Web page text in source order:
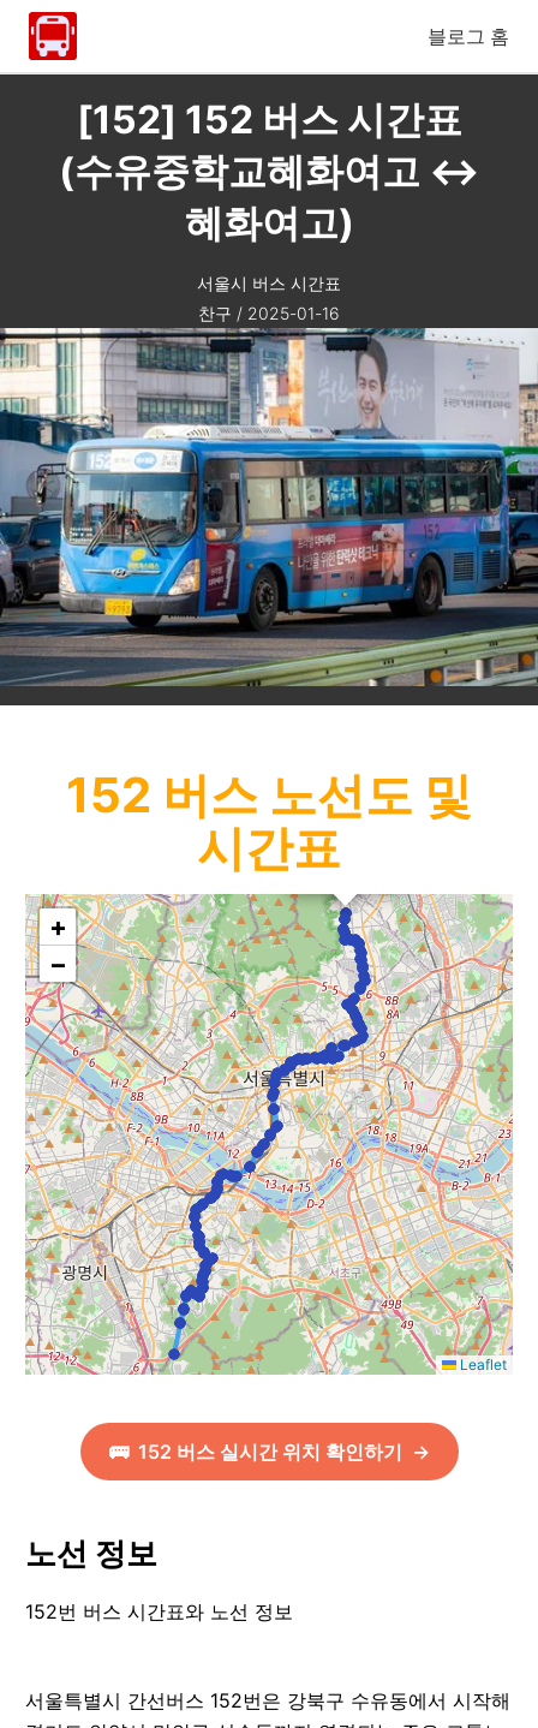
블로그 홈
[152] 152 버스 시간표
(수유중학교혜화여고 ↔
혜화여고)
서울시 버스 시간표
찬구 / 2025-01-16
152 버스 노선도 및
시간표
혜화여고
+
−
Leaflet
🚌 152 버스 실시간 위치 확인하기 →
노선 정보
152번 버스 시간표와 노선 정보
서울특별시 간선버스 152번은 강북구 수유동에서 시작해